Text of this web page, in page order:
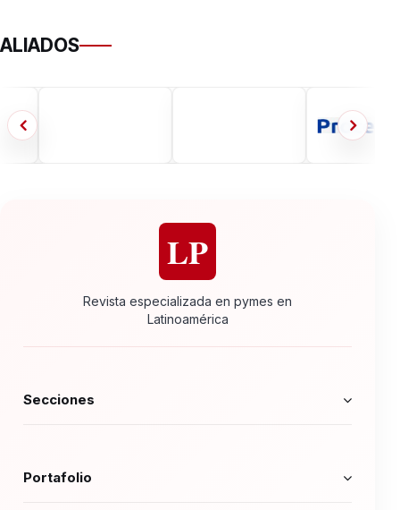
ALIADOS
LP
Revista especializada en pymes en
Latinoamérica
Secciones
Portafolio